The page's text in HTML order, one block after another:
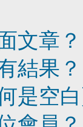
文章？
結果？
是空